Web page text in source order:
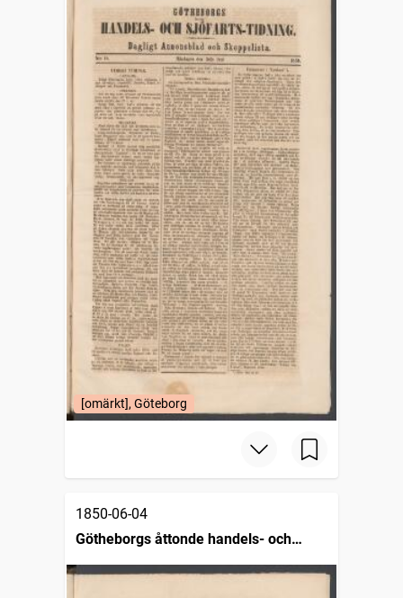
[omärkt], Göteborg
1850-06-04
Götheborgs åttonde handels- och
skeppslista